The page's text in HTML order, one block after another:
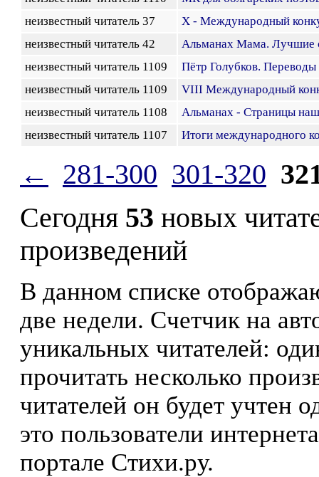
неизвестный читатель 37
X - Международный
неизвестный читатель 42
Альманах Мама. Лучшие
неизвестный читатель 1109
Пётр Голубков.
неизвестный читатель 1109
VIII Международный
неизвестный читатель 1108
Альманах - Страницы
неизвестный читатель 1107
Итоги международного
← 281-300 301-320
Сегодня 53 новых
произведений
В данном списке
две недели. Счетчик на
уникальных читателей:
прочитать несколько
читателей он будет учтен
это пользователи
портале Стихи.ру.